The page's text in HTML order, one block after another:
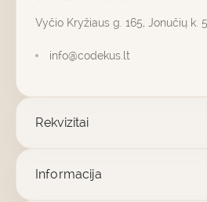
Vyčio Kryžiaus g. 165, Jonučių k.
info@codekus.lt
Rekvizitai
Informacija